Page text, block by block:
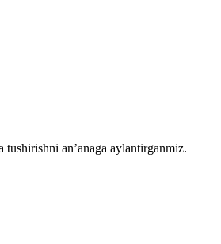
an’anaga aylantirganmiz.